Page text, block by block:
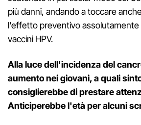
più danni, andando a toccare
l'effetto preventivo assolutamente
vaccini HPV.
Alla luce dell'incidenza del
aumento nei giovani, a quali
consiglierebbe di prestare
Anticiperebbe l'età per alcuni